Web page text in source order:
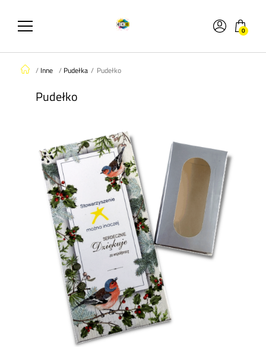
0
/ Inne / Pudełka / Pudełko
Pudełko